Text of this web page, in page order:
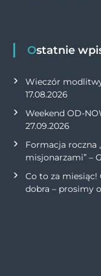
Ostatnie
Wieczór modlitwy
17.08.2026
Weekend OD-
27.09.2026
Formacja roczna
misjonarzami” –
Co to za miesiąc!
dobra – prosimy